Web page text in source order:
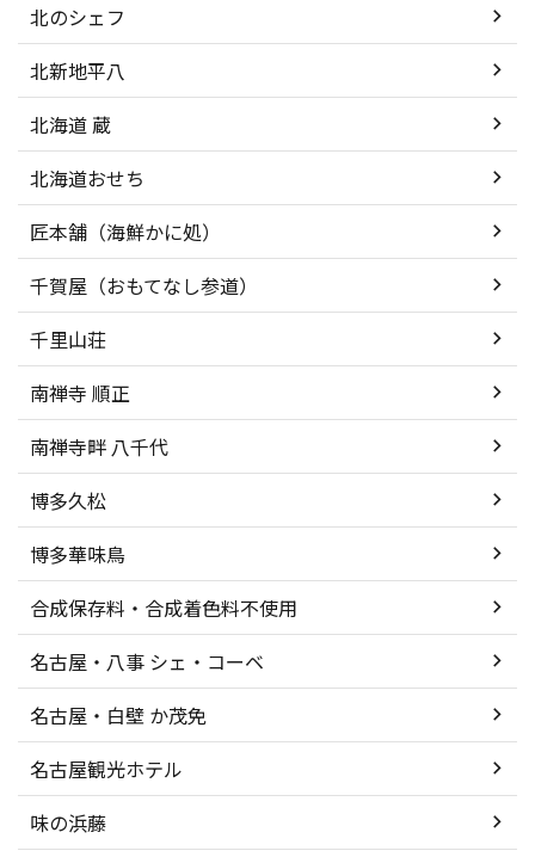
北のシェフ
北新地平八
北海道 蔵
北海道おせち
匠本舗（海鮮かに処）
千賀屋（おもてなし参道）
千里山荘
南禅寺 順正
南禅寺畔 八千代
博多久松
博多華味鳥
合成保存料・合成着色料不使用
名古屋・八事 シェ・コーベ
名古屋・白壁 か茂免
名古屋観光ホテル
味の浜藤